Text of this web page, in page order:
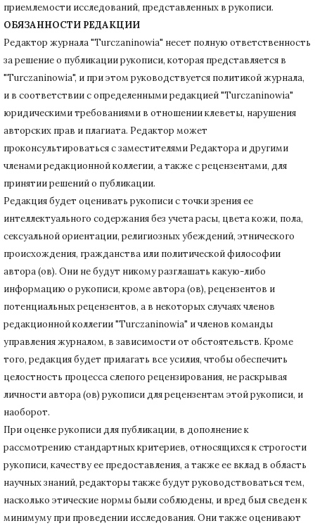
приемлемости исследований, представленных в рукописи.
ОБЯЗАННОСТИ РЕДАКЦИИ
Редактор журнала "Turczaninowia" несет полную ответственность
за решение о публикации рукописи, которая представляется в
"Turczaninowia", и при этом руководствуется политикой журнала,
и в соответствии с определенными редакцией "Turczaninowia"
юридическими требованиями в отношении клеветы, нарушения
авторских прав и плагиата. Редактор может
проконсультироваться с заместителями Редактора и другими
членами редакционной коллегии, а также с рецензентами, для
принятии решений о публикации.
Редакция будет оценивать рукописи с точки зрения ее
интеллектуального содержания без учета расы, цвета кожи, пола,
сексуальной ориентации, религиозных убеждений, этнического
происхождения, гражданства или политической философии
автора (ов). Они не будут никому разглашать какую-либо
информацию о рукописи, кроме автора (ов), рецензентов и
потенциальных рецензентов, а в некоторых случаях членов
редакционной коллегии "Turczaninowia" и членов команды
управления журналом, в зависимости от обстоятельств. Кроме
того, редакция будет прилагать все усилия, чтобы обеспечить
целостность процесса слепого рецензирования, не раскрывая
личности автора (ов) рукописи для рецензентам этой рукописи, и
наоборот.
При оценке рукописи для публикации, в дополнение к
рассмотрению стандартных критериев, относящихся к строгости
рукописи, качеству ее предоставления, а также ее вклад в область
научных знаний, редакторы также будут руководствоваться тем,
насколько этические нормы были соблюдены, и вред был сведен к
минимуму при проведении исследования. Они также оценивают